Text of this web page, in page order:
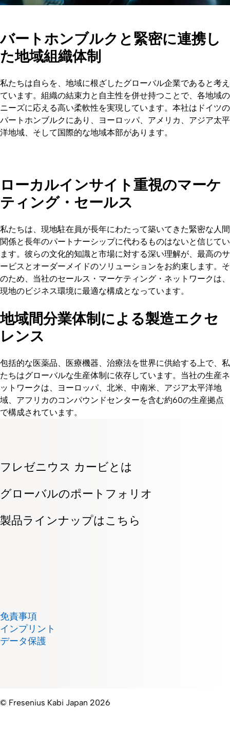
バートホンブルクと緊密に連携し
た地域組織体制
私たちは自らを、地域に根ざしたグローバル企業であると考え
ています。組織の結束力と自主性を併せ持つことで、各地域の
ニーズに応える高い柔軟性を実現しています。本社はドイツの
バートホンブルクにあり、ヨーロッパ、アメリカ、アジア太平
洋地域、そして国際的な地域本部があります。
ローカルインサイト重視のマーケ
ティング・セールス
私たちは、現地駐在員が長年にわたって築いてきた緊密な人間
関係と長年のパートナーシップに代わるものはないと信じてい
ます。彼らの文化的知識と市場に対する深い理解が、最高のサ
ービスとオーダーメイドのソリューションをお約束します。そ
のため、当社のセールス・マーケティング・ネットワークは、
現地のビジネス環境に最適な構成となっています。
地域間分業体制による製造エクセ
レンス
包括的な医薬品、医療機器、治療法を世界に供給する上で、私
たちはグローバルな生産体制に依存しています。当社の生産ネ
ットワークは、ヨーロッパ、北米、中南米、アジア太平洋地
域、アフリカのコンパウンドセンターを含む約60の生産拠点
で構成されています。
フレゼニウス カービとは
グローバルのポートフォリオ
製品ラインナップはこちら
免責事項
インプリント
データ保護
© Fresenius Kabi Japan 2026